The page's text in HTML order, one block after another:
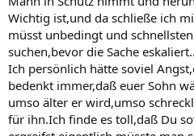
Wichtig ist,und da schließe ich
müsst unbedingt und
suchen,bevor die Sache
Ich persönlich hätte soviel
bedenkt immer,daß euer Sohn
umso älter er wird,umso
für ihn.Ich finde es toll,daß Du